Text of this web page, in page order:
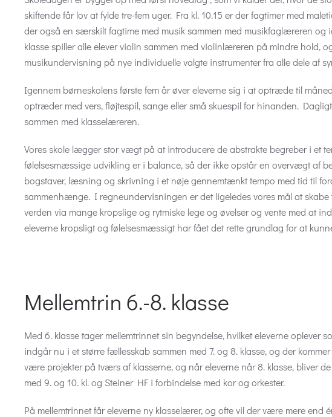
skiftende får lov at fylde tre-fem uger. Fra kl. 10.15 er der fagtimer med
der også en særskilt fagtime med musik sammen med musikfaglæreren
klasse spiller alle elever violin sammen med violinlæreren på mindre hold,
musikundervisning på nye individuelle valgte instrumenter fra alle dele af
Igennem børneskolens første fem år øver eleverne sig i at optræde til
optræder med vers, fløjtespil, sange eller små skuespil for hinanden.
sammen med klasselæreren.
Vores skole lægger stor vægt på at introducere de abstrakte begreber i et
følelsesmæssige udvikling er i balance, så der ikke opstår en overvægt af
bogstaver, læsning og skrivning i et nøje gennemtænkt tempo med tid til
sammenhænge. I regneundervisningen er det ligeledes vores mål at
verden via mange kropslige og rytmiske lege og øvelser og vente med at
eleverne kropsligt og følelsesmæssigt har fået det rette grundlag for at
Mellemtrin 6.-8. klasse
Med 6. klasse tager mellemtrinnet sin begyndelse, hvilket eleverne oplever
indgår nu i et større fællesskab sammen med 7. og 8. klasse, og der
være projekter på tværs af klasserne, og når eleverne når 8. klasse, bliver
med 9. og 10. kl. og Steiner HF i forbindelse med kor og orkester.
På mellemtrinnet får eleverne ny klasselærer, og ofte vil der være mere